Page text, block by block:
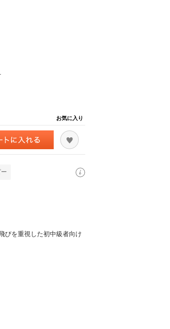
お気に入り
びを重視した初中級者向け